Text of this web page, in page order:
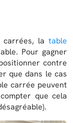
carrées, la table
Pour gagner
contre
que dans le cas
carrée peuvent
que cela